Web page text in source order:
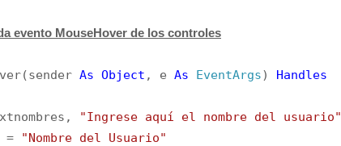
evento MouseHover de los controles
As Object , e As EventArgs) Handles
"Ingrese aquí el nombre del usuario"
"Nombre del Usuario"